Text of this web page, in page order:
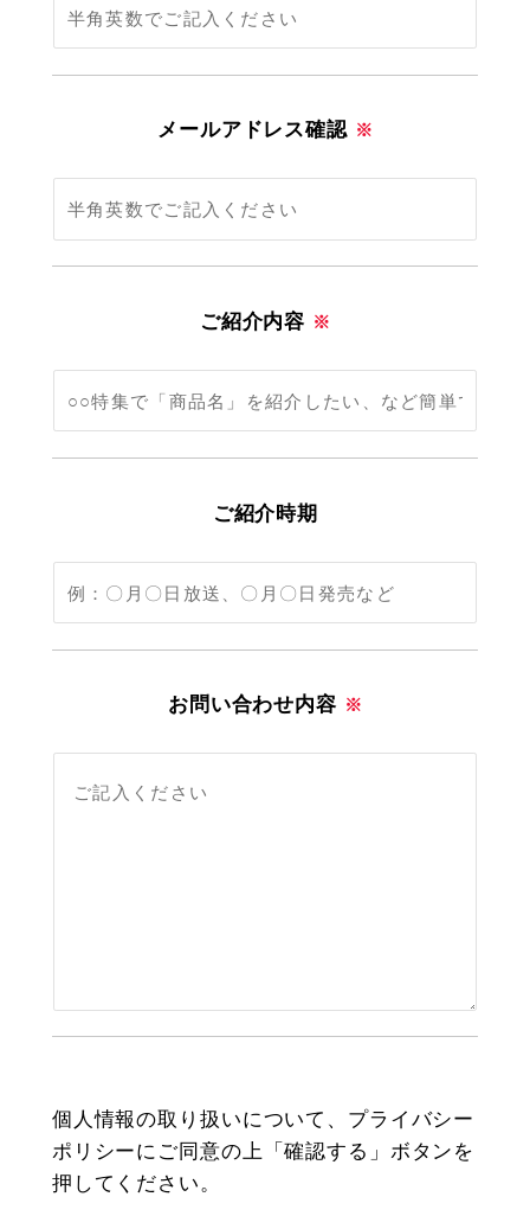
メールアドレス確認 ※
ご紹介内容 ※
ご紹介時期
お問い合わせ内容 ※
個人情報の取り扱いについて、プライバシー
ポリシーにご同意の上「確認する」ボタンを
押してください。